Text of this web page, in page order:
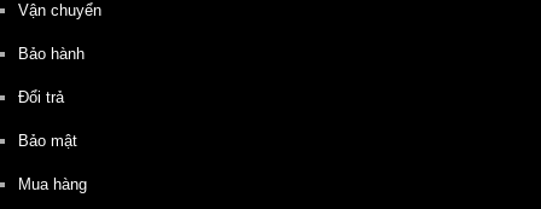
Vận chuyển
Bảo hành
Đổi trả
Bảo mật
Mua hàng